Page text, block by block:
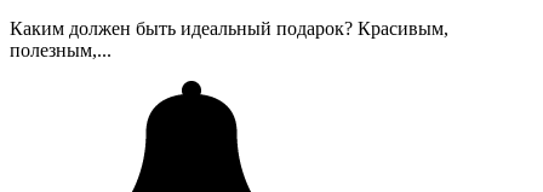
Каким должен быть идеальный подарок? Красивым,
полезным,...